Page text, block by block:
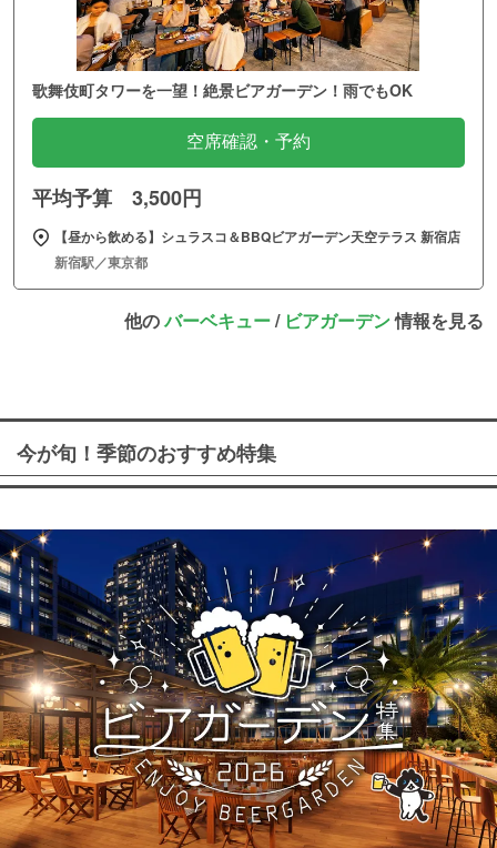
歌舞伎町タワーを一望！絶景ビアガーデン！雨でもOK
空席確認・予約
平均予算 3,500円
【昼から飲める】シュラスコ＆BBQビアガーデン天空テラス 新宿店
新宿駅／東京都
他のバーベキュー/ ビアガーデン情報を見る
今が旬！季節のおすすめ特集